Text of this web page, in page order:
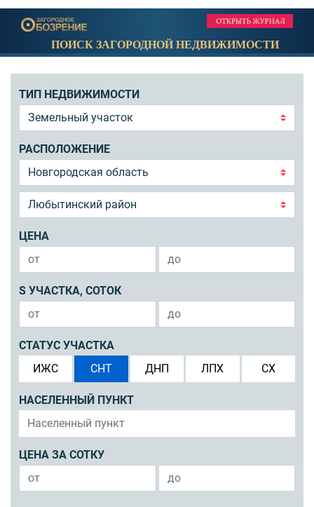
ПОИСК ЗАГОРОДНОЙ НЕДВИЖИМОСТИ
ТИП НЕДВИЖИМОСТИ
РАСПОЛОЖЕНИЕ
ЦЕНА
S УЧАСТКА, СОТОК
СТАТУС УЧАСТКА
ИЖС
СНТ ДНП ЛПХ СХ
НАСЕЛЕННЫЙ ПУНКТ
ЦЕНА ЗА СОТКУ